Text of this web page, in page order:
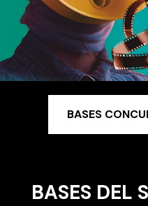
BASES
BASES DEL